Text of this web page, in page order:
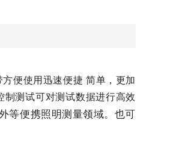
便使用迅速便捷 简单，更加
测试可对测试数据进行高效
等便携照明测量领域。也可